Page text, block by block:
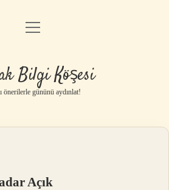
Anasayfa
Yasal Uyarı
menüyü
Bilgi Köşesi
önerilerle gününü aydınlat!
Açık